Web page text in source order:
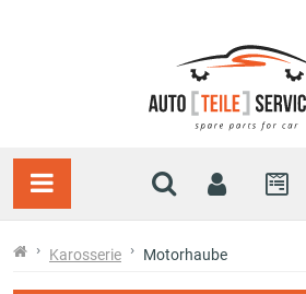
Karosserie Motorhaube